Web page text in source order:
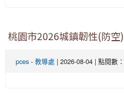
桃園市2026城鎮韌性(防
pces - 教導處 | 2026-08-04 | 點閱數